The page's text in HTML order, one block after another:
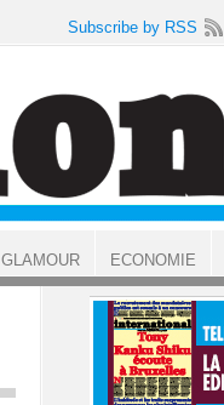
Subscribe by RSS
GLAMOUR ECONOMIE